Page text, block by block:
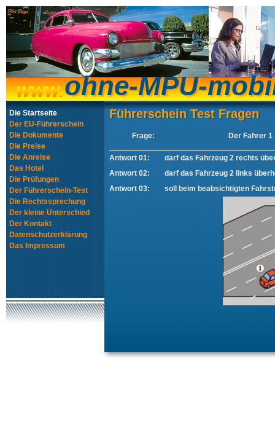
ohne-MPU-
ohne-MPU-
Die Startseite
Der EU-Führerschein
Die Dokumente
Die Preise
Die Anreise
Das Hotel
Die Prüfungen
Der Führerschein-Test
Die Rechtssprechung
Der kleine Unterschied
Der Kontakt
Datenschutzerklärung
Das Impressum
Führerschein Test Fragen
Führerschein Test Fragen
Frage: Der Fahrer
Antwort 01:
darf das Fahrzeug 2 rechts
Antwort 02:
darf das Fahrzeug 2 links
Antwort 03:
soll beim beabsichtigten